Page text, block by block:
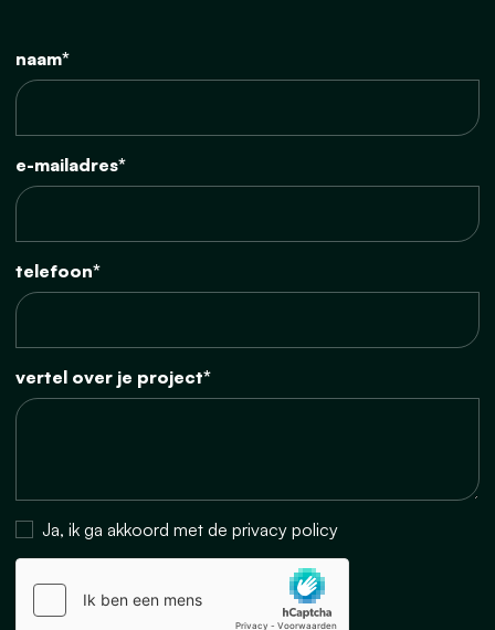
naam*
e-mailadres*
telefoon*
vertel over je project*
Ja, ik ga akkoord met de privacy policy